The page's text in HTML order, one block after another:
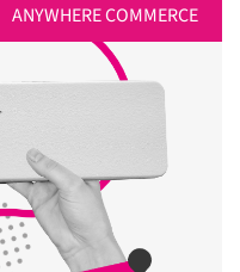
ANYWHERE COMMERCE